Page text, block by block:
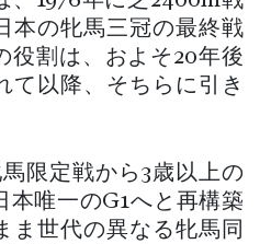
本の牝馬三冠の最終戦
役割は、およそ20年後
て以降、そちらに引き
限定戦から3歳以上の
本唯一のG1へと再構築
ま世代の異なる牝馬同